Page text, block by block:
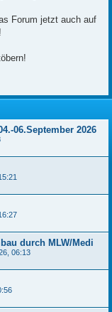
Forum jetzt auch auf
06.September 2026
durch MLW/Medi
06:13